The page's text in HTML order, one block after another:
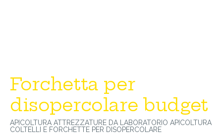
Forchetta per
disopercolare budget
APICOLTURA ATTREZZATURE DA LABORATORIO APICOLTURA
COLTELLI E FORCHETTE PER DISOPERCOLARE